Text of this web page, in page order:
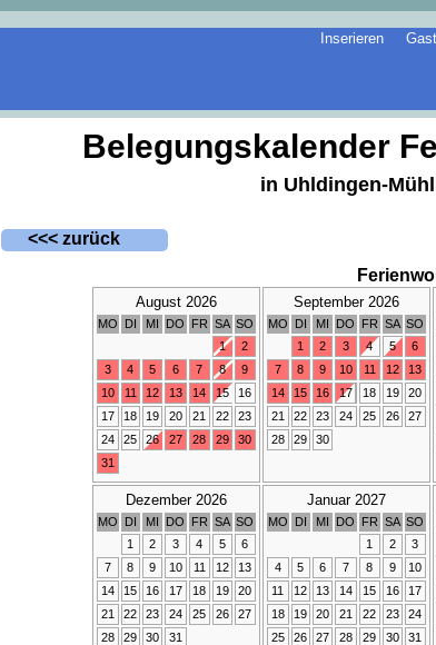
Belegungskalender
in Uhldingen-
<<< zurück
August 2026
MO DI MI DO FR SA SO
1
2
3
4 5 6 7 8
9
10
11 12 13 14 15
16
17
18 19 20 21 22
23
24
25 26 27 28 29
30
31
September 2026
MO DI MI DO FR SA SO
1
2 3 4 5
6
7
8 9 10 11 12
13
14
15 16 17 18 19
20
21
22 23 24 25 26
27
28
29 30
Dezember 2026
MO DI MI DO FR SA SO
1
2 3 4 5
6
7
8 9 10 11 12
13
14
15 16 17 18 19
20
21
22 23 24 25 26
27
28
29 30 31
Januar 2027
MO DI MI DO FR SA SO
1
2
3
4
5 6 7 8 9
10
11
12 13 14 15 16
17
18
19 20 21 22 23
24
25
26 27 28 29 30 31
Inserieren